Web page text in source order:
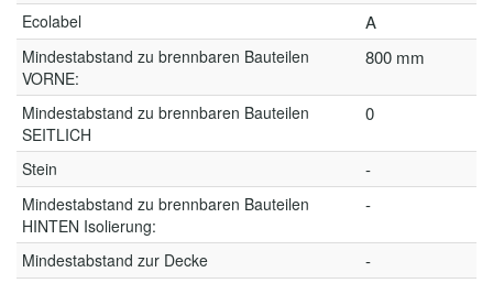
Ecolabel A
Mindestabstand zu brennbaren Bauteilen
VORNE:
800 mm
Mindestabstand zu brennbaren Bauteilen
SEITLICH
0
Stein -
Mindestabstand zu brennbaren Bauteilen
HINTEN Isolierung:
-
Mindestabstand zur Decke -